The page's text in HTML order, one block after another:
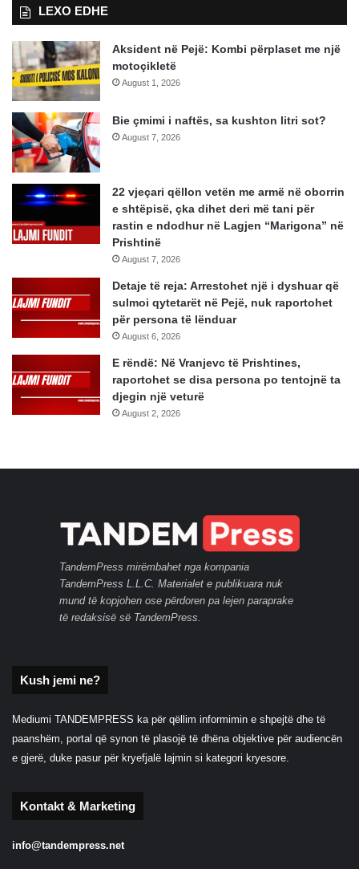
LEXO EDHE
Aksident në Pejë: Kombi përplaset me një
motoçikletë
August 1, 2026
Bie çmimi i naftës, sa kushton litri sot?
August 7, 2026
22 vjeçari qëllon vetën me armë në oborrin
e shtëpisë, çka dihet deri më tani për
rastin e ndodhur në Lagjen “Marigona” në
Prishtinë
August 7, 2026
Detaje të reja: Arrestohet një i dyshuar që
sulmoi qytetarët në Pejë, nuk raportohet
për persona të lënduar
August 6, 2026
E rëndë: Në Vranjevc të Prishtines,
raportohet se disa persona po tentojnë ta
djegin një veturë
August 2, 2026
TandemPress mirëmbahet nga kompania
TandemPress L.L.C. Materialet e publikuara nuk
mund të kopjohen ose përdoren pa lejen paraprake
të redaksisë së TandemPress.
Kush jemi ne?
Mediumi TANDEMPRESS ka për qëllim informimin e shpejtë dhe të
paanshëm, portal që synon të plasojë të dhëna objektive për audiencën
e gjerë, duke pasur për kryefjalë lajmin si kategori kryesore.
Kontakt & Marketing
info@tandempress.net